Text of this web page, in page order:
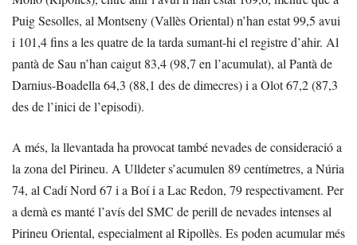
Puig Sesolles, al Montseny (Vallès Oriental) n’han estat 99,5 avui
i 101,4 fins a les quatre de la tarda sumant-hi el registre d’ahir. Al
pantà de Sau n’han caigut 83,4 (98,7 en l’acumulat), al Pantà de
Darnius-Boadella 64,3 (88,1 des de dimecres) i a Olot 67,2 (87,3
des de l’inici de l’episodi).
A més, la llevantada ha provocat també nevades de consideració a
la zona del Pirineu. A Ulldeter s’acumulen 89 centímetres, a Núria
74, al Cadí Nord 67 i a Boí i a Lac Redon, 79 respectivament. Per
a demà es manté l’avís del SMC de perill de nevades intenses al
Pirineu Oriental, especialment al Ripollès. Es poden acumular més